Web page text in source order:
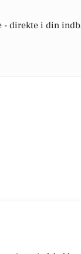
- direkte i din